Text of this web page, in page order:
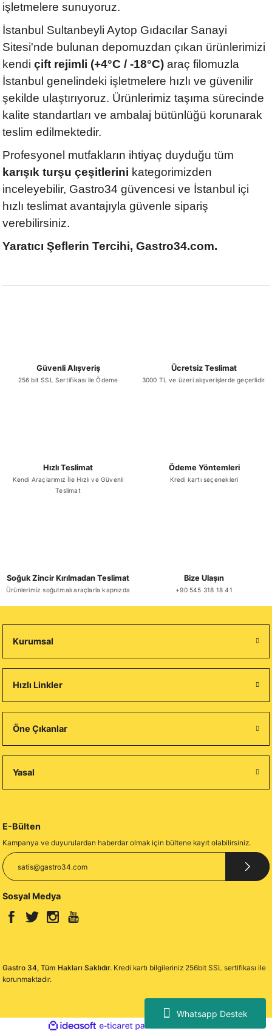
Whatsapp Destek
işletmelere sunuyoruz.
İstanbul Sultanbeyli Aytop Gıdacılar Sanayi
Sitesi'nde bulunan depomuzdan çıkan ürünlerimizi
kendi çift rejimli (+4°C / -18°C) araç filomuzla
İstanbul genelindeki işletmelere hızlı ve güvenilir
şekilde ulaştırıyoruz. Ürünlerimiz taşıma sürecinde
kalite standartları ve ambalaj bütünlüğü korunarak
teslim edilmektedir.
Profesyonel mutfakların ihtiyaç duyduğu tüm
karışık turşu çeşitlerini kategorimizden
inceleyebilir, Gastro34 güvencesi ve İstanbul içi
hızlı teslimat avantajıyla güvenle sipariş
verebilirsiniz.
Yaratıcı Şeflerin Tercihi, Gastro34.com.
Güvenli Alışveriş
256 bit SSL Sertifikası ile Ödeme
Ücretsiz Teslimat
3000 TL ve üzeri alışverişlerde geçerlidir.
Hızlı Teslimat
Kendi Araçlarımız İle Hızlı ve Güvenli
Teslimat
Ödeme Yöntemleri
Kredi kartı seçenekleri
Soğuk Zincir Kırılmadan Teslimat
Ürünlerimiz soğutmalı araçlarla kapnızda
Bize Ulaşın
+90 545 318 18 41
Kurumsal
Hızlı Linkler
Öne Çıkanlar
Yasal
E-Bülten
Kampanya ve duyurulardan haberdar olmak için bültene kayıt olabilirsiniz.
Sosyal Medya
Gastro 34, Tüm Hakları Saklıdır. Kredi kartı bilgileriniz 256bit SSL sertifikası ile
korunmaktadır.
ideasoft